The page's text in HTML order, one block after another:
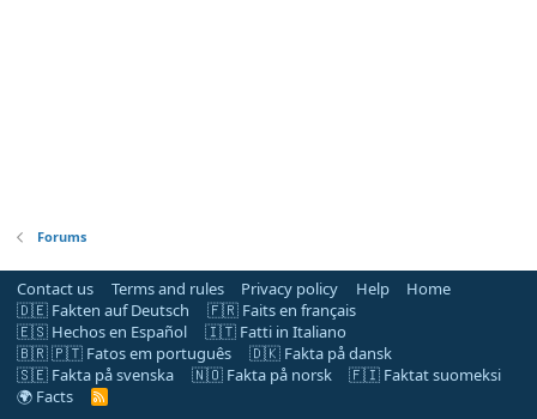
Forums
Contact us Terms and rules Privacy policy Help
Home
🇩🇪 Fakten auf Deutsch
🇫🇷 Faits en français
🇪🇸 Hechos en Español
🇮🇹 Fatti in Italiano
🇧🇷 🇵🇹 Fatos em português
🇩🇰 Fakta på dansk
🇸🇪 Fakta på svenska
🇳🇴 Fakta på norsk
🇫🇮 Faktat suomeksi
🌍 Facts
R